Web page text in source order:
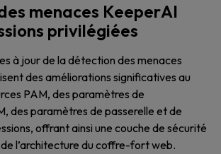
menaces KeeperAI
privilégiées
à jour de la détection des menaces
des améliorations significatives au
PAM, des paramètres de
des paramètres de passerelle et de
offrant ainsi une couche de sécurité
l’architecture du coffre-fort web.